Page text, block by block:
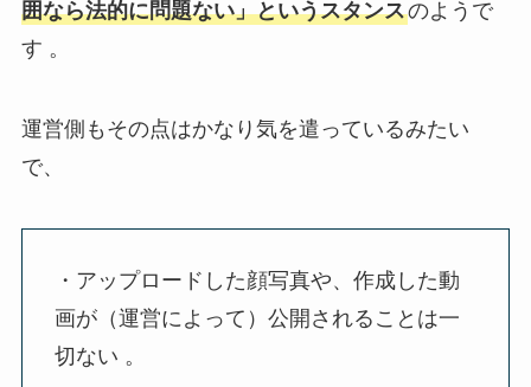
囲なら法的に問題ない」というスタンスのようで
す 。
運営側もその点はかなり気を遣っているみたい
で、
・アップロードした顔写真や、作成した動
画が（運営によって）公開されることは一
切ない 。